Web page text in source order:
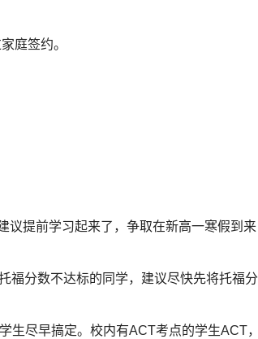
庭签约。
议提前学习起来了，争取在新高一寒假到来
福分数不达标的同学，建议尽快先将托福分
生尽早搞定。校内有ACT考点的学生ACT，